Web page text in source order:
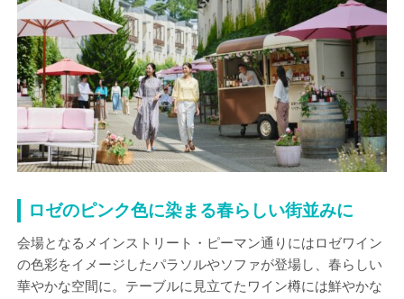
ロゼのピンク色に染まる春らしい街並みに
会場となるメインストリート・ピーマン通りにはロゼワイン
の色彩をイメージしたパラソルやソファが登場し、春らしい
華やかな空間に。テーブルに見立てたワイン樽には鮮やかな